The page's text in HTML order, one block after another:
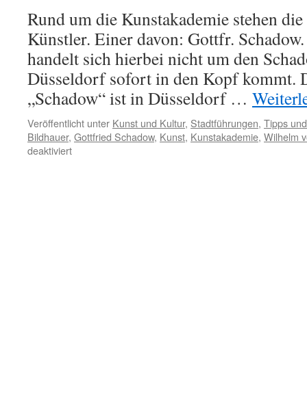
Rund um die Kunstakademie stehen
Künstler. Einer davon: Gottfr.
handelt sich hierbei nicht um den
Düsseldorf sofort in den Kopf kommt.
„Schadow“ ist in Düsseldorf …
Veröffentlicht unter Kunst und Kultur, Stadtführungen, Tipps
Bildhauer, Gottfried Schadow, Kunst, Kunstakademie, Wilhelm
deaktiviertfür